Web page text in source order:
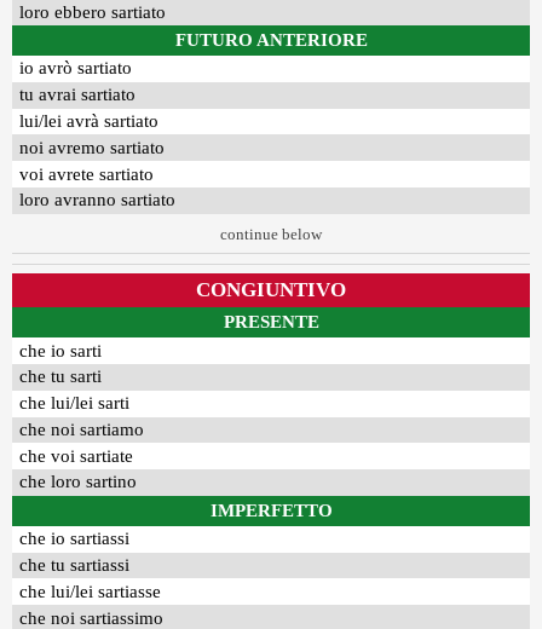
loro ebbero sartiato
FUTURO ANTERIORE
io avrò sartiato
tu avrai sartiato
lui/lei avrà sartiato
noi avremo sartiato
voi avrete sartiato
loro avranno sartiato
continue below
CONGIUNTIVO
PRESENTE
che io sarti
che tu sarti
che lui/lei sarti
che noi sartiamo
che voi sartiate
che loro sartino
IMPERFETTO
che io sartiassi
che tu sartiassi
che lui/lei sartiasse
che noi sartiassimo